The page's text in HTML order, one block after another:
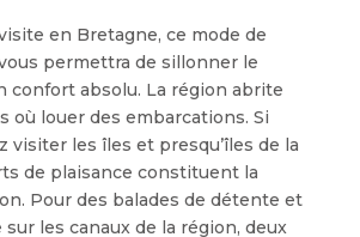
en Bretagne, ce mode de
permettra de sillonner le
confort absolu. La région abrite
où louer des embarcations. Si
visiter les îles et presqu’îles de la
de plaisance constituent la
Pour des balades de détente et
les canaux de la région, deux